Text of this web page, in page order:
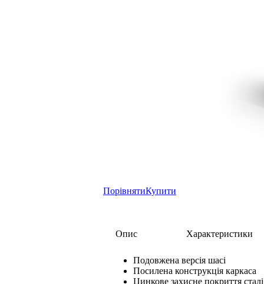
ПорівнятиКупити
Опис Характеристики
Подовжена версія шасі
Посилена конструкція каркаса
Цинкове захисне покриття сталі